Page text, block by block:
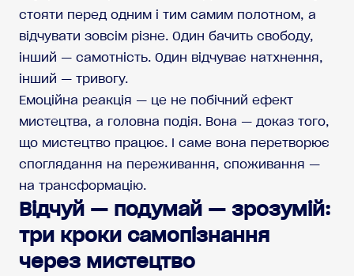
стояти перед одним і тим самим полотном, а
відчувати зовсім різне. Один бачить свободу,
інший — самотність. Один відчуває натхнення,
інший — тривогу.
Емоційна реакція — це не побічний ефект
мистецтва, а головна подія. Вона — доказ того,
що мистецтво працює. І саме вона перетворює
споглядання на переживання, споживання —
на трансформацію.
Відчуй — подумай — зрозумій:
три кроки самопізнання
через мистецтво